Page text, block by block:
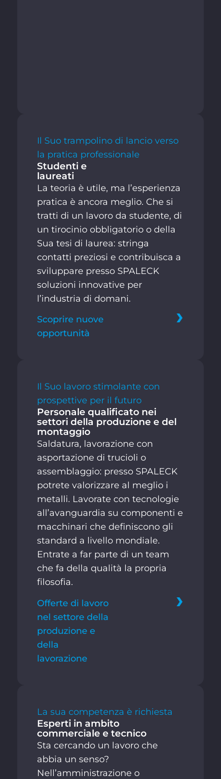
Il Suo trampolino di lancio verso
la pratica professionale
Studenti e
laureati
La teoria è utile, ma l’esperienza
pratica è ancora meglio. Che si
tratti di un lavoro da studente, di
un tirocinio obbligatorio o della
Sua tesi di laurea: stringa
contatti preziosi e contribuisca a
sviluppare presso SPALECK
soluzioni innovative per
l’industria di domani.
Scoprire nuove
opportunità
Il Suo lavoro stimolante con
prospettive per il futuro
Personale qualificato nei
settori della produzione e del
montaggio
Saldatura, lavorazione con
asportazione di trucioli o
assemblaggio: presso SPALECK
potrete valorizzare al meglio i
metalli. Lavorate con tecnologie
all’avanguardia su componenti e
macchinari che definiscono gli
standard a livello mondiale.
Entrate a far parte di un team
che fa della qualità la propria
filosofia.
Offerte di lavoro
nel settore della
produzione e
della
lavorazione
La sua competenza è richiesta
Esperti in ambito
commerciale e tecnico
Sta cercando un lavoro che
abbia un senso?
Nell’amministrazione o